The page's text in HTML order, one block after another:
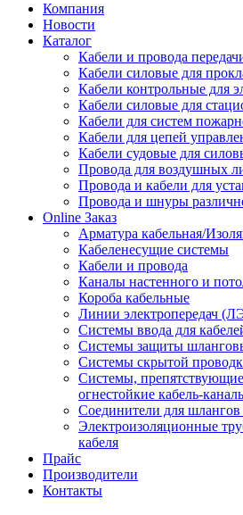
Компания
Новости
Каталог
Кабели и провода
Кабели силовые для
Кабели контрольные для
Кабели силовые для
Кабели для систем
Кабели для цепей
Кабели судовые для
Провода для воздушных
Провода и кабели для
Провода и шнуры
Online Заказ
Арматура кабельная/
Кабеленесущие системы
Кабели и провода
Каналы настенного и
Короба кабельные
Линии электропередач
Системы ввода для
Системы защиты
Системы скрытой
Системы,
огнестойкие кабель-
Соединители для шлангов
Электроизоляционные
кабеля
Прайс
Производители
Контакты